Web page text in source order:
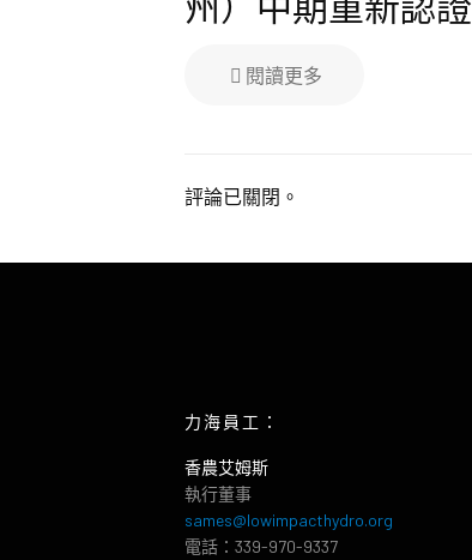
閱讀更多
評論已關閉。
力海員工：
香農艾姆斯
執行董事
sames@lowimpacthydro.org
電話：339-970-9337